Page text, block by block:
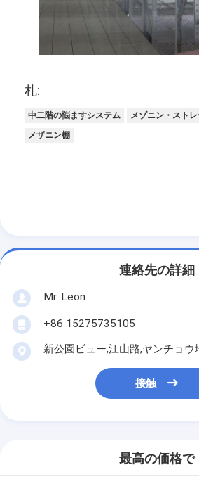
スーパーマーケットのディスプレ
カンチレバーラッキング
無線のシャトルのラッキング
アルミパレット
金属パレット箱
ワイヤーメッシュの檻
札:
中二階の悩ますシステム
メゾニン・スト
メザニン棚
連絡先の詳細
Mr. Leon
+86 15275735105
新公園ビュー,江山路,ヤンチョウ
接触
最高の価格で